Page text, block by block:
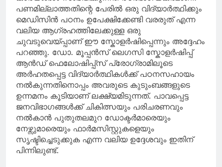
പണമില്ലാത്തതിന്റെ പേരിൽ ഒരു വിദ്യാർത്ഥിക്കും
മെഡിസിൻ പഠനം ഉപേക്ഷിക്കേണ്ടി വരരുത് എന്ന
വലിയ ആഗ്രഹത്തിലേക്കുള്ള ഒരു
ചുവടുവെയ്പ്പാണ് ഈ സ്കോളർഷിപ്പെന്നും അദ്ദേഹം
പറഞ്ഞു. ഡോ. മൂപ്പൻസ് ലെഗസി സ്കോളർഷിപ്പ്
ആൻഡ് ഫെലോഷിപ്പ്സ് പ്രോഗ്രാമിലൂടെ
അർഹതപ്പെട്ട വിദ്യാർത്ഥികൾക്ക് പഠനസഹായം
നൽകുന്നതിനൊപ്പം അവരുടെ കുടുംബങ്ങളുടെ
ഉന്നമനം കൂടിയാണ് ലക്ഷ്യമിടുന്നത്. പാവപ്പെട്ട
ജനവിഭാഗങ്ങൾക്ക് ചികിത്സയും പരിചരണവും
നൽകാൻ പുതുതലമുറ ഡോക്ടർമാരെയും
നേഴ്സുമാരെയും ഫാർമസിസ്റ്റുകളെയും
സൃഷ്ടിച്ചെടുക്കുക എന്ന വലിയ ഉദ്ദേശവും ഇതിന്
പിന്നിലുണ്ട്.